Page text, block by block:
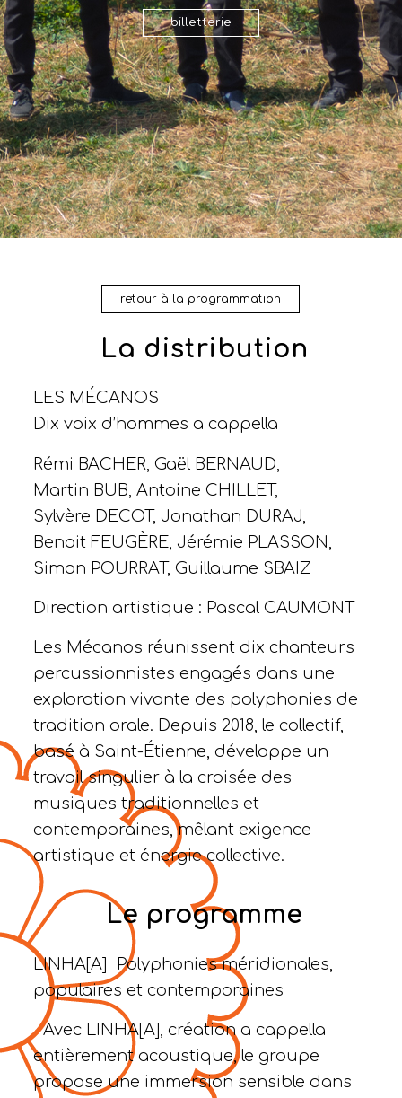
billetterie
retour à la programmation
La distribution
LES MÉCANOS
Dix voix d’hommes a cappella
Rémi BACHER, Gaël BERNAUD,
Martin BUB, Antoine CHILLET,
Sylvère DECOT, Jonathan DURAJ,
Benoit FEUGÈRE, Jérémie PLASSON,
Simon POURRAT, Guillaume SBAIZ
Direction artistique : Pascal CAUMONT
Les Mécanos réunissent dix chanteurs
percussionnistes engagés dans une
exploration vivante des polyphonies de
tradition orale. Depuis 2018, le collectif,
basé à Saint-Étienne, développe un
travail singulier à la croisée des
musiques traditionnelles et
contemporaines, mêlant exigence
artistique et énergie collective.
Le programme
LINHA[A] Polyphonies méridionales,
populaires et contemporaines
Avec LINHA[A], création a cappella
entièrement acoustique, le groupe
propose une immersion sensible dans